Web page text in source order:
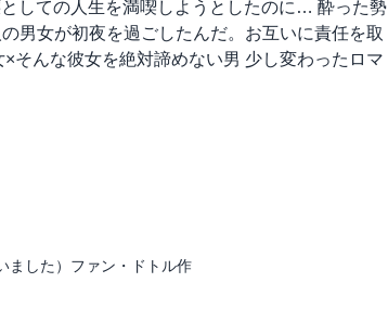
しての人生を満喫しようとしたのに… 酔った勢
男女が初夜を過ごしたんだ。お互いに責任を取
そんな彼女を絶対諦めない男 少し変わったロマ
ました）ファン・ドトル作